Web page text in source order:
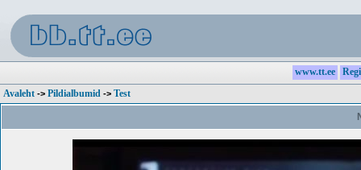
www.tt.ee
Avaleht -> Pildialbumid -> Test